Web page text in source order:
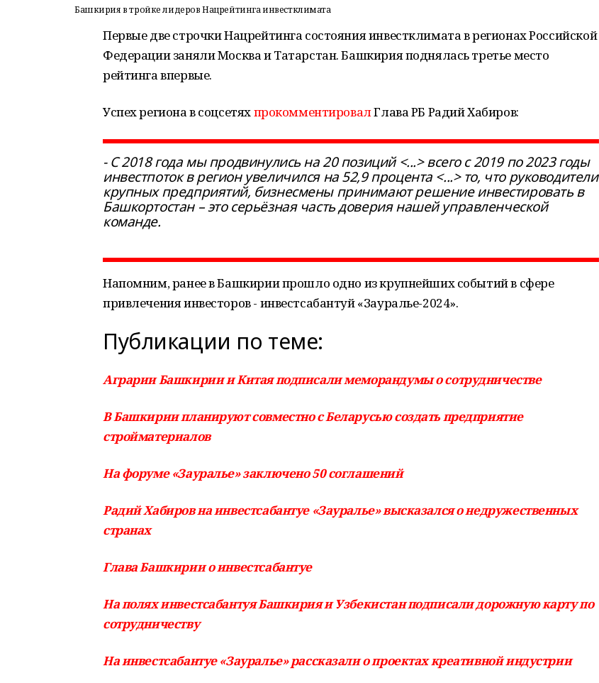
Башкирия в тройке лидеров Нацрейтинга инвестклимата
Первые две строчки Нацрейтинга состояния инвестклимата в регионах Российской
Федерации заняли Москва и Татарстан. Башкирия поднялась третье место
рейтинга впервые.
Успех региона в соцсетяхпрокомментировалГлава РБ Радий Хабиров:
- С 2018 года мы продвинулись на 20 позиций <...> всего с 2019 по 2023 годы
инвестпоток в регион увеличился на 52,9 процента <...> то, что руководители
крупных предприятий, бизнесмены принимают решение инвестировать в
Башкортостан – это серьёзная часть доверия нашей управленческой
команде.
Напомним, ранее в Башкирии прошло одно из крупнейших событий в сфере
привлечения инвесторов - инвестсабантуй «Зауралье-2024».
Публикации по теме:
Аграрии Башкирии и Китая подписали меморандумы о сотрудничестве
В Башкирии планируют совместно с Беларусью создать предприятие
стройматериалов
На форуме «Зауралье» заключено 50 соглашений
Радий Хабиров на инвестсабантуе «Зауралье» высказался о недружественных
странах
Глава Башкирии о инвестсабантуе
На полях инвестсабантуя Башкирия и Узбекистан подписали дорожную карту по
сотрудничеству
На инвестсабантуе «Зауралье» рассказали о проектах креативной индустрии